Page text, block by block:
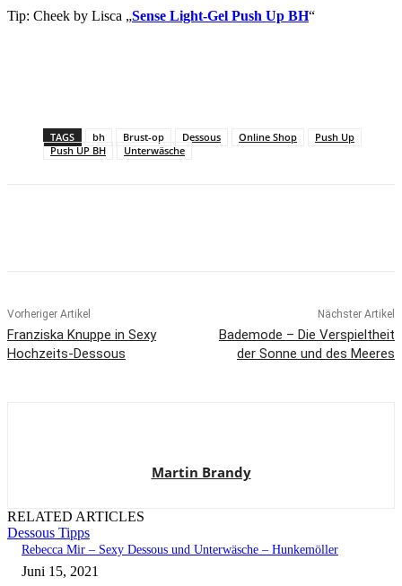
Tip: Cheek by Lisca „Sense Light-Gel Push Up BH“
TAGS bh Brust-op Dessous Online Shop
Push Up
Push UP BH
Unterwäsche
Vorheriger Artikel
Franziska Knuppe in Sexy
Hochzeits-Dessous
Nächster Artikel
Bademode – Die Verspieltheit
der Sonne und des Meeres
Martin Brandy
RELATED ARTICLES
Dessous Tipps
Rebecca Mir – Sexy Dessous und Unterwäsche – Hunkemöller
Juni 15, 2021